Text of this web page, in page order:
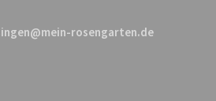
rosengarten.de